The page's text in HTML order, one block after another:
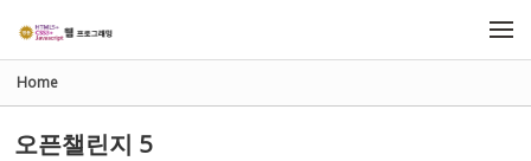
Home
오픈챌린지 5